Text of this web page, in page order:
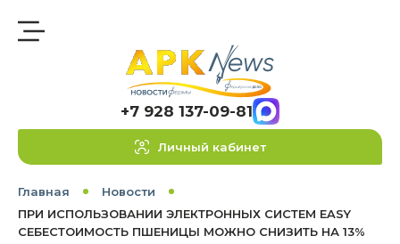
+7 928 137-09-81
Личный кабинет
Главная
Новости
ПРИ ИСПОЛЬЗОВАНИИ ЭЛЕКТРОННЫХ СИСТЕМ EASY
СЕБЕСТОИМОСТЬ ПШЕНИЦЫ МОЖНО СНИЗИТЬ НА 13%